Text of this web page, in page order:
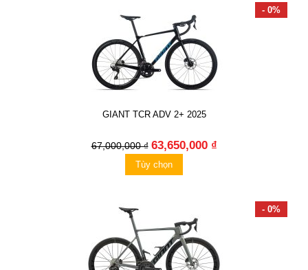
- 0%
GIANT TCR ADV 2+ 2025
67,000,000 ₫ 63,650,000 ₫
Tùy chọn
- 0%